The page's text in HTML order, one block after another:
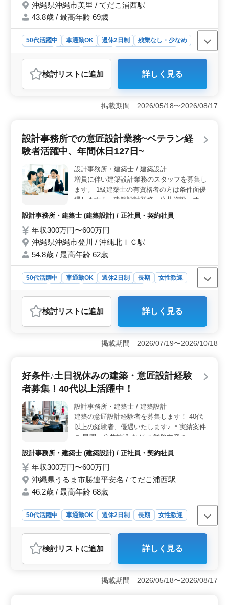
操作 1級建築士お持ちの方優遇◯ 車通勤可
◯ 交通費支給◯ 土日祝休み◯ ご応募、お待
沖縄県沖縄市美里 / てだこ浦西駅
43.8歳 / 最高年齢 69歳
50代活躍中 車通勤OK 週休2日制
残業なし・少なめ
おすすめポイント
＜メリット＞ 沖縄市美里にある建築設計事務所では、
建築の意匠設計経験者を積極的に募集中。中高年の方に
も好条件で活躍の機会を提供しています。土日祝休みで
働きやすさも魅力です。 ＜業務内容＞ 住宅を中心
書類作成、施工会社選定、設計監理など幅広い業務を担
当します。 ＜応募要件＞ 必須の資格は2級建築士以
上と普通自動車運転免許。建築設計業務経験6年以上や
CAD経験があれば尚可です。1級建築士保有者は特に優遇
されます。
検討リスト に追加 詳しく見る
掲載期間 2026/05/18〜2026/08/17
設計事務所での意匠設計業務~ベテラン経
験者活躍中、年間休日127日~
設計事務所・建築士 / 建築設計
増員に伴い建築設計業務のスタッフを募集し
ます。 1級建築士の有資格者の方は条件面優
遇します！ ●建築設計業務● 公共施設…オフ
etc. ＊意匠設計業務をメインに業務をお願い
していきます 【業務内容】 ・施主打ち合わ
せ、現地調査、プランニング ・基本設計、
実施設計、積算 ・確認申請、各種書類作
あり ・その他電話対応業務等 ＊作業着支給
します ＊年間休日127日、マイカー通勤可能
☆
設計事務所・建築士 (建築設計) / 正社員・契約社員
年収300万円〜600万円
沖縄県沖縄市登川 / 沖縄北ＩＣ駅
54.8歳 / 最高年齢 62歳
50代活躍中 車通勤OK 週休2日制 長期
女性歓迎
おすすめポイント
＜意匠設計業務の特徴＞ 経験豊富なベテランの方々が
活躍している環境で、意匠設計業務に従事していただけ
ます。1級建築士の方は条件面で優遇されます。年間休日
127日と働きやすい環境が整っています。 ＜業務内容
務を担当し、施主との打ち合わせから現地調査、プラン
ニング、基本設計、実施設計、設計監理まで幅広い業務
を行います。CAD操作も行います。 ＜応募条件と待
遇＞ 2級建築士以上の資格をお持ちで、建築設計業務経
験が6年以上ある方を求めています。CAD経験者は歓迎さ
れます。年収は300万円から600万円で、通勤手当や福利
厚生も充実しています。
検討リスト に追加 詳しく見る
掲載期間 2026/07/19〜2026/10/18
好条件♪土日祝休みの建築・意匠設計経験
者募集！40代以上活躍中！
設計事務所・建築士 / 建築設計
建築の意匠設計経験者を募集します！ 40代
以上の経験者、優遇いたします♪ ＊実績案件
＊ 民間・公共施設 など ＊業務内容＊ ・施
基本設計、実施設計、積算 ・確認申請、各
種書類作成、施工会社選定、設計監理 等 ・
CAD操作あり ◎交通費支給 ◎資格手当支給
◎土日祝休みでプライベート充実します 増
い！
設計事務所・建築士 (建築設計) / 正社員・契約社員
年収300万円〜600万円
沖縄県うるま市勝連平安名 / てだこ浦西駅
46.2歳 / 最高年齢 68歳
50代活躍中 車通勤OK 週休2日制 長期
女性歓迎
おすすめポイント
＜好条件・メリット＞ 沖縄県うるま市勝連平安名にお
ける建築設計事務所で、土日祝休みの建築・意匠設計経
験者を募集しています。この求人は、以下の点で魅力的
です。まず、週休2日制で土日祝がしっかり休める環境が
検討リスト に追加 詳しく見る
掲載期間 2026/05/18〜2026/08/17